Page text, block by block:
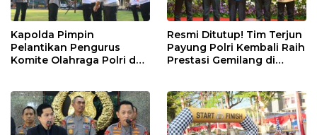
Kapolda Pimpin
Pelantikan Pengurus
Komite Olahraga Polri dan
Polda Sumbar
Resmi Ditutup! Tim Terjun
Payung Polri Kembali Raih
Prestasi Gemilang di
Cup 2024